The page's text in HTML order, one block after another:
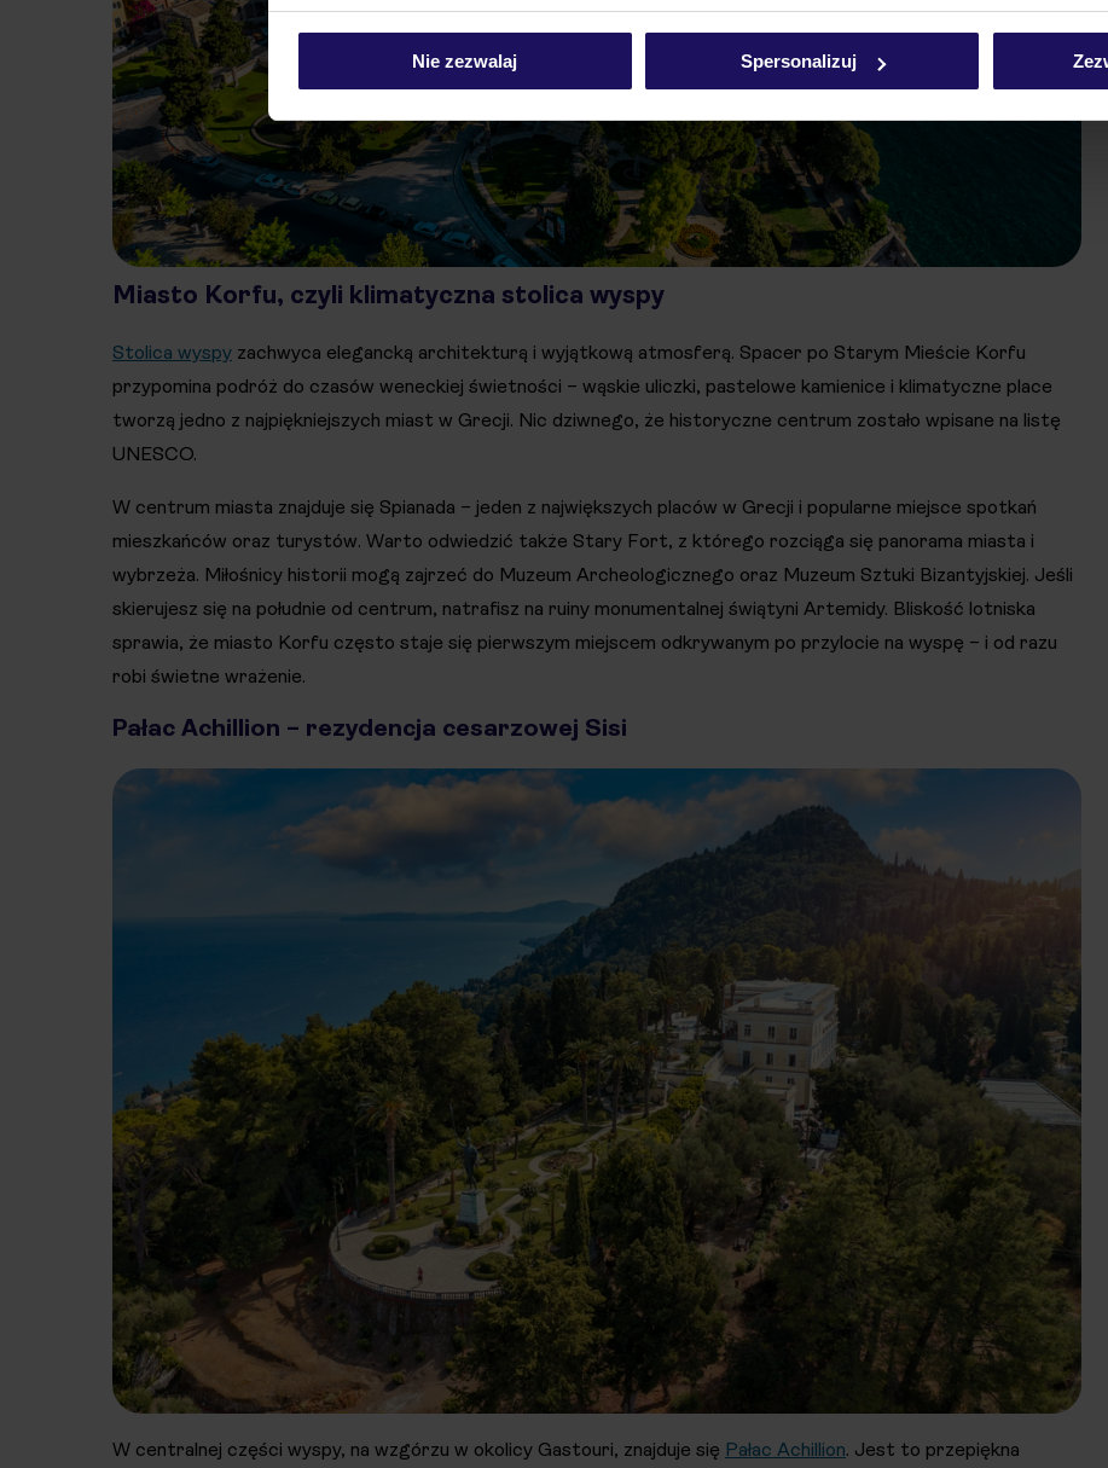
Nie zezwalaj Spersonalizuj
Miasto Korfu, czyli klimatyczna stolica wyspy
Stolica wyspy zachwyca elegancką architekturą i wyjątkową atmosferą. Spacer po Starym Mieście Korfu
przypomina podróż do czasów weneckiej świetności – wąskie uliczki, pastelowe kamienice i klimatyczne place
tworzą jedno z najpiękniejszych miast w Grecji. Nic dziwnego, że historyczne centrum zostało wpisane na listę
UNESCO.
W centrum miasta znajduje się Spianada – jeden z największych placów w Grecji i popularne miejsce spotkań
mieszkańców oraz turystów. Warto odwiedzić także Stary Fort, z którego rozciąga się panorama miasta i
wybrzeża. Miłośnicy historii mogą zajrzeć do Muzeum Archeologicznego oraz Muzeum Sztuki Bizantyjskiej. Jeśli
skierujesz się na południe od centrum, natrafisz na ruiny monumentalnej świątyni Artemidy. Bliskość lotniska
sprawia, że miasto Korfu często staje się pierwszym miejscem odkrywanym po przylocie na wyspę – i od razu
robi świetne wrażenie.
Pałac Achillion – rezydencja cesarzowej Sisi
W centralnej części wyspy, na wzgórzu w okolicy Gastouri, znajduje się Pałac Achillion. Jest to przepiękna